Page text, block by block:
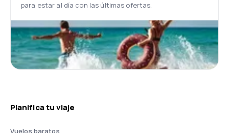
para estar al día con las últimas ofertas.
Planifica tu viaje
Vuelos baratos